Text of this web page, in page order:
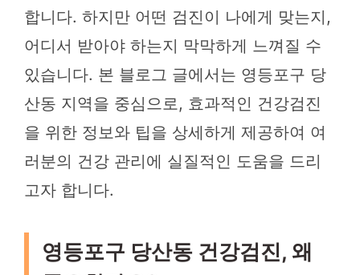
합니다. 하지만 어떤 검진이 나에게 맞는지,
어디서 받아야 하는지 막막하게 느껴질 수
있습니다. 본 블로그 글에서는 영등포구 당
산동 지역을 중심으로, 효과적인 건강검진
을 위한 정보와 팁을 상세하게 제공하여 여
러분의 건강 관리에 실질적인 도움을 드리
고자 합니다.
영등포구 당산동 건강검진, 왜